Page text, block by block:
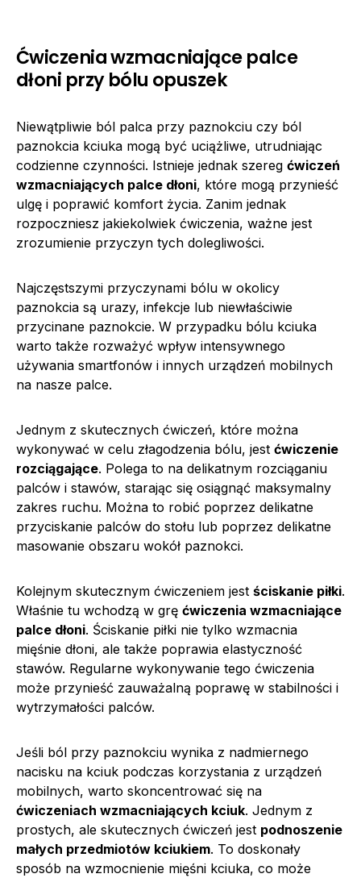
Ćwiczenia wzmacniające palce
dłoni przy bólu opuszek
Niewątpliwie ból palca przy paznokciu czy ból
paznokcia kciuka mogą być uciążliwe, utrudniając
codzienne czynności. Istnieje jednak szereg ćwiczeń
wzmacniających palce dłoni, które mogą przynieść
ulgę i poprawić komfort życia. Zanim jednak
rozpoczniesz jakiekolwiek ćwiczenia, ważne jest
zrozumienie przyczyn tych dolegliwości.
Najczęstszymi przyczynami bólu w okolicy
paznokcia są urazy, infekcje lub niewłaściwie
przycinane paznokcie. W przypadku bólu kciuka
warto także rozważyć wpływ intensywnego
używania smartfonów i innych urządzeń mobilnych
na nasze palce.
Jednym z skutecznych ćwiczeń, które można
wykonywać w celu złagodzenia bólu, jest ćwiczenie
rozciągające. Polega to na delikatnym rozciąganiu
palców i stawów, starając się osiągnąć maksymalny
zakres ruchu. Można to robić poprzez delikatne
przyciskanie palców do stołu lub poprzez delikatne
masowanie obszaru wokół paznokci.
Kolejnym skutecznym ćwiczeniem jest ściskanie piłki.
Właśnie tu wchodzą w grę ćwiczenia wzmacniające
palce dłoni. Ściskanie piłki nie tylko wzmacnia
mięśnie dłoni, ale także poprawia elastyczność
stawów. Regularne wykonywanie tego ćwiczenia
może przynieść zauważalną poprawę w stabilności i
wytrzymałości palców.
Jeśli ból przy paznokciu wynika z nadmiernego
nacisku na kciuk podczas korzystania z urządzeń
mobilnych, warto skoncentrować się na
ćwiczeniach wzmacniających kciuk. Jednym z
prostych, ale skutecznych ćwiczeń jest podnoszenie
małych przedmiotów kciukiem. To doskonały
sposób na wzmocnienie mięśni kciuka, co może